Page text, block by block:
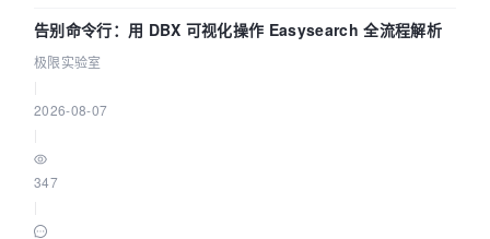
告别命令行：用 DBX 可视化操作 Easysearch 全流程解析
极限实验室
2026-08-07
347